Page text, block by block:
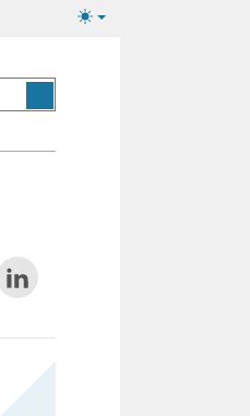
Lichte/donkere